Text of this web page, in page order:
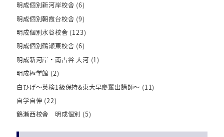
明成個別新河岸校舎 (6)
明成個別朝霞台校舎 (9)
明成個別水谷校舎 (123)
明成個別鶴瀬東校舎 (6)
明成新河岸・南古谷 大河 (1)
明成極学館 (2)
白ひげ～英検1級保持&東大早慶輩出講師～ (11)
自学自伸 (22)
鶴瀬西校舎 明成個別 (5)